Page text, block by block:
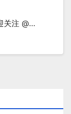
关注 @…